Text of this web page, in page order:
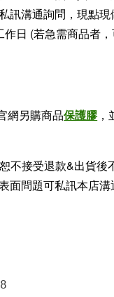
訊溝通詢問，現點
日 (若急需商品者
網另購商品保護膠，
不接受退款&出貨後
面問題可私訊本店